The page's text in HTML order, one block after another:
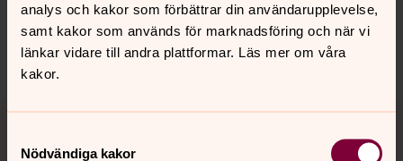
analys och kakor som förbättrar din användarupplevelse,
samt kakor som används för marknadsföring och när vi
länkar vidare till andra plattformar. Läs mer om våra
kakor.
Nödvändiga kakor
Dela
Tillbaka till toppen
Tillbaka till innehållet